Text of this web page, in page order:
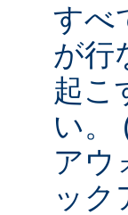
すべ
が行
起こ
い。
アウ
ック